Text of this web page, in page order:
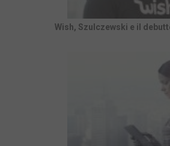
Wish, Szulczewski e il